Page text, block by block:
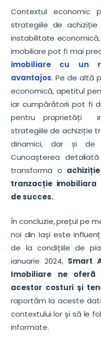
Contextul economic
strategiile de
instabilitate
imobiliare pot fi mai
imobiliare cu un
avantajos. Pe de altă
economică, apetitul
iar cumpărătorii pot fi
pentru proprietăți
strategiile de achiziție
dinamici, dar și de
Cunoașterea
transforma o
tranzacție
de succes.
În concluzie, prețul pe
noi din Iași este
de la condițiile de
ianuarie 2024,Smart
Imobiliare ne
acestor costuri și
raportăm la aceste
contextului lor și să le
informate.